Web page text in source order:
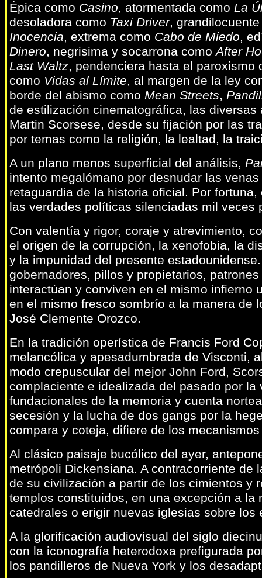
Épica como Casino, atormentada como La
desoladora como Taxi Driver,
Inocencia, extrema como Cabo de Miedo,
Dinero, negrisima y socarrona comoAfter
Last Waltz, pendenciera hasta el paroxismo
como Vidas al Límite, al margen de la ley
borde del abismo como Mean Streets,
de estilización cinematográfica, las
Martin Scorsese, desde su fijación por las
por temas como la religión, la lealtad, la
A un plano menos superficial del análisis,
intento megalómano por desnudar las
retaguardia de la historia oficial. Por
las verdades políticas silenciadas mil
Con valentía y rigor, coraje y atrevimiento,
el origen de la corrupción, la xenofobia, la
y la impunidad del presente
gobernadores, pillos y propietarios,
interactúan y conviven en el mismo infierno
en el mismo fresco sombrío a la manera de
José Clemente Orozco.
En la tradición operística de Francis Ford
melancólica y apesadumbrada de Visconti,
modo crepuscular del mejor John Ford,
complaciente e idealizada del pasado por
fundacionales de la memoria y cuenta
secesión y la lucha de dos gangs por la
compara y coteja, difiere de los
Al clásico paisaje bucólico del ayer,
metrópoli Dickensiana. A contracorriente
de su civilización a partir de los cimientos y
templos constituidos, en una excepción a
catedrales o erigir nuevas iglesias sobre los
A la glorificación audiovisual del siglo
con la iconografía heterodoxa prefigurada
los pandilleros de Nueva York y los